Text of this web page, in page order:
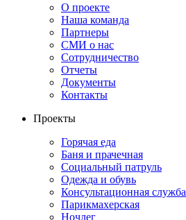
О проекте
Наша команда
Партнеры
СМИ о нас
Сотрудничество
Отчеты
Документы
Контакты
Проекты
Горячая еда
Баня и прачечная
Социальный патруль
Одежда и обувь
Консультационная служба
Парикмахерская
Ночлег